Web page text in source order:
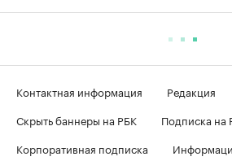
Контактная информация
Редакция
Скрыть баннеры на РБК
Подписка на
Корпоративная подписка